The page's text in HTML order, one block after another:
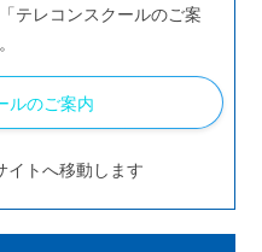
テレコンスクールのご案
ルのご案内
トへ移動します